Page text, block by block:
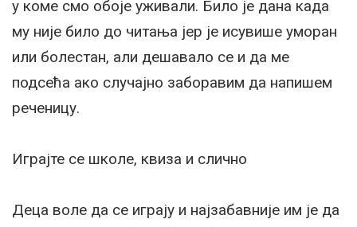
у коме смо обоје уживали. Било је дана када
му није било до читања јер је исувише уморан
или болестан, али дешавало се и да ме
подсећа ако случајно заборавим да напишем
реченицу.
Играјте се школе, квиза и слично
Деца воле да се играју и најзабавније им је да